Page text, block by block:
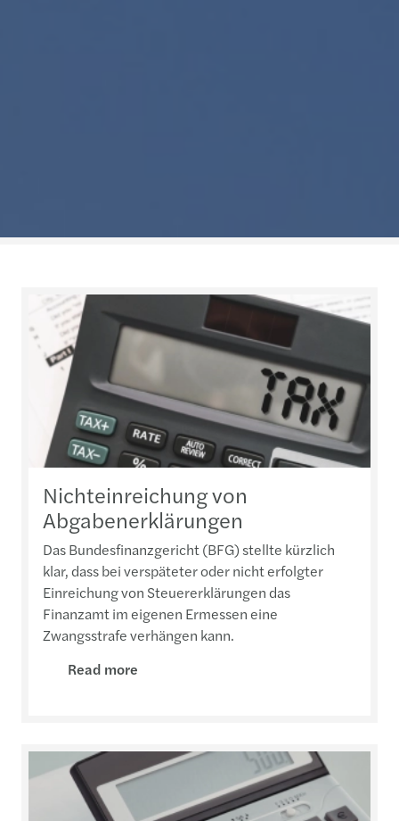
Nichteinreichung von
Abgabenerklärungen
Das Bundesfinanzgericht (BFG) stellte kürzlich
klar, dass bei verspäteter oder nicht erfolgter
Einreichung von Steuererklärungen das
Finanzamt im eigenen Ermessen eine
Zwangsstrafe verhängen kann.
Read more